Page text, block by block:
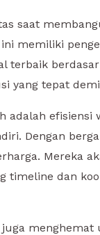
saat
memiliki
terbaik
yang tepat
adalah
Dengan
Mereka
timeline dan